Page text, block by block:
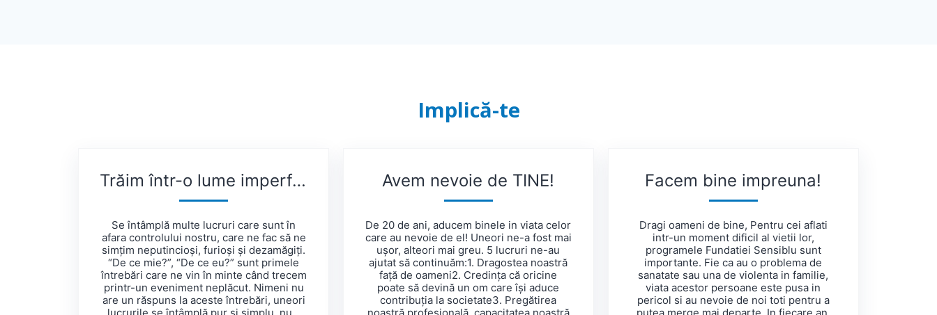
Implică-te
Trăim într-o lume imperfectă și, uneori, viață e nedreaptă
Se întâmplă multe lucruri care sunt în
afara controlului nostru, care ne fac să ne
simțim neputincioși, furioși și dezamăgiți.
“De ce mie?”, “De ce eu?” sunt primele
întrebări care ne vin în minte când trecem
printr-un eveniment neplăcut. Nimeni nu
are un răspuns la aceste întrebări, uneori
Avem nevoie de TINE!
De 20 de ani, aducem binele in viata celor
care au nevoie de el! Uneori ne-a fost mai
ușor, alteori mai greu. 5 lucruri ne-au
ajutat să continuăm:1. Dragostea noastră
față de oameni2. Credința că oricine
poate să devină un om care își aduce
contribuția la societate3. Pregătirea
Facem bine impreuna!
Dragi oameni de bine, Pentru cei aflati
intr-un moment dificil al vietii lor,
programele Fundatiei Sensiblu sunt
importante. Fie ca au o problema de
sanatate sau una de violenta in familie,
viata acestor persoane este pusa in
pericol si au nevoie de noi toti pentru a